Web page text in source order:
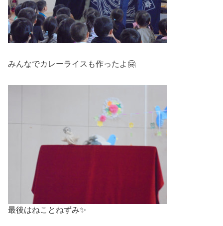
みんなでカレーライスも作ったよ🤗
最後はねことねずみ✨